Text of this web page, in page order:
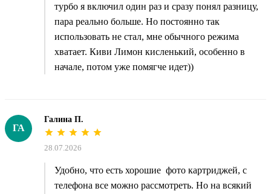
турбо я включил один раз и сразу понял разницу,
пара реально больше. Но постоянно так
использовать не стал, мне обычного режима
хватает. Киви Лимон кисленький, особенно в
начале, потом уже помягче идет))
ГА
Галина П.
28.07.2026
Удобно, что есть хорошие фото картриджей, с
телефона все можно рассмотреть. Но на всякий